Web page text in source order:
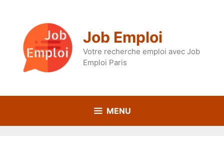
Job Emploi
Votre recherche emploi avec Job
Emploi Paris
MENU